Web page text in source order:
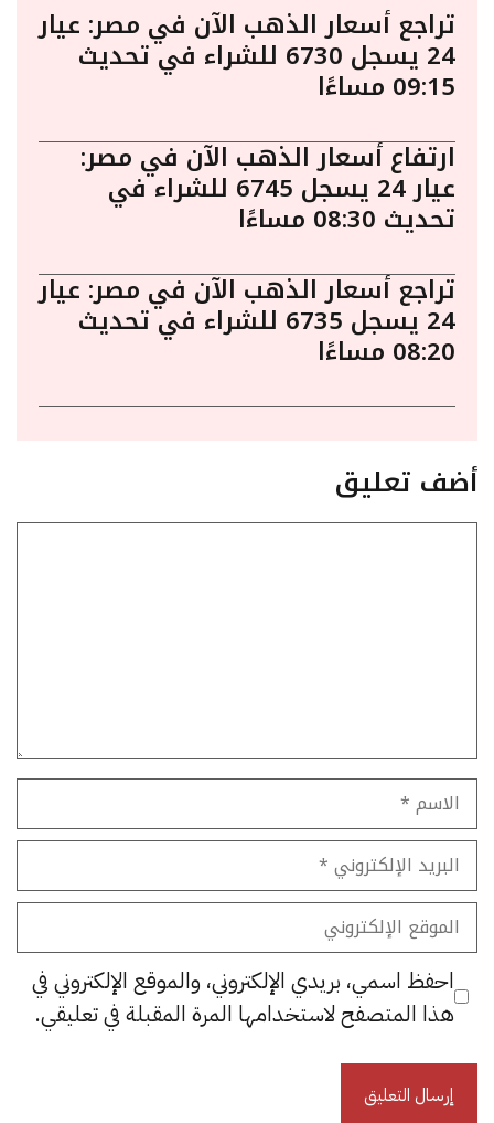
تراجع أسعار الذهب الآن في مصر: عيار
24 يسجل 6730 للشراء في تحديث
09:15 مساءًا
ارتفاع أسعار الذهب الآن في مصر:
عيار 24 يسجل 6745 للشراء في
تحديث 08:30 مساءًا
تراجع أسعار الذهب الآن في مصر: عيار
24 يسجل 6735 للشراء في تحديث
08:20 مساءًا
أضف تعليق
الاسم
البريد
الإلكتروني
الموقع
الإلكتروني
احفظ اسمي، بريدي الإلكتروني، والموقع الإلكتروني في
هذا المتصفح لاستخدامها المرة المقبلة في تعليقي.